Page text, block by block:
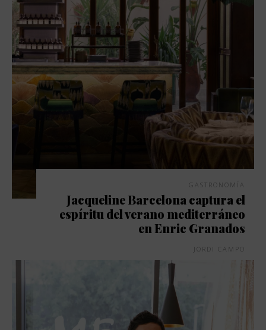
GASTRONOMÍA
Jacqueline Barcelona captura el
espíritu del verano mediterráneo
en Enric Granados
JORDI CAMPO